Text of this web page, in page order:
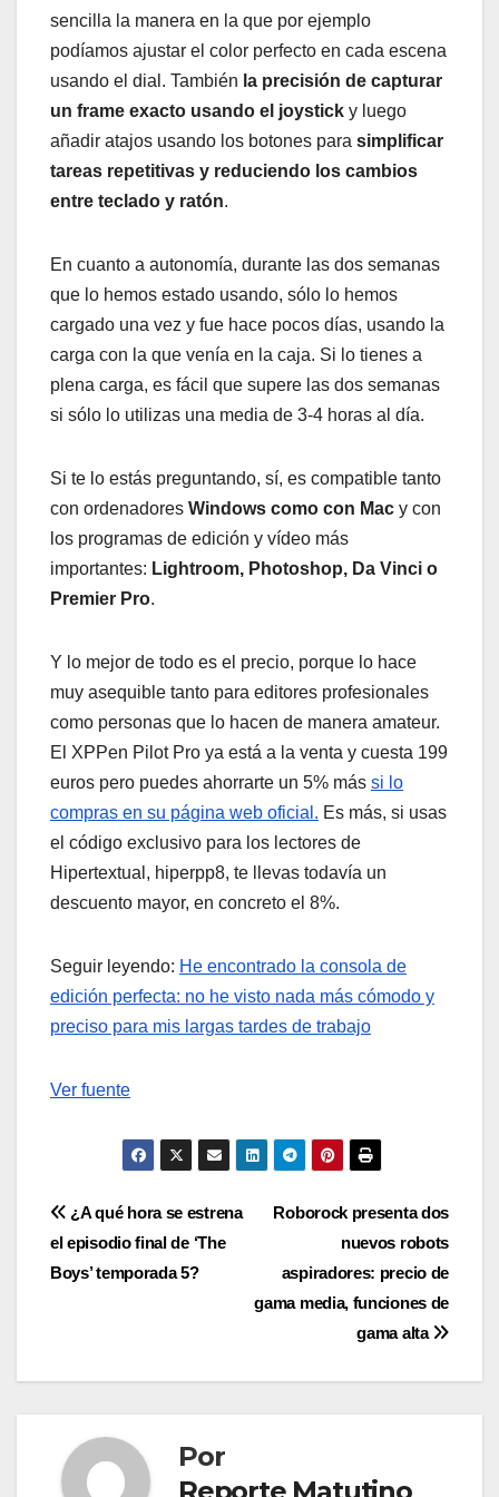
sencilla la manera en la que por ejemplo
podíamos ajustar el color perfecto en cada escena
usando el dial. También la precisión de capturar
un frame exacto usando el joystick y luego
añadir atajos usando los botones para simplificar
tareas repetitivas y reduciendo los cambios
entre teclado y ratón.
En cuanto a autonomía, durante las dos semanas
que lo hemos estado usando, sólo lo hemos
cargado una vez y fue hace pocos días, usando la
carga con la que venía en la caja. Si lo tienes a
plena carga, es fácil que supere las dos semanas
si sólo lo utilizas una media de 3-4 horas al día.
Si te lo estás preguntando, sí, es compatible tanto
con ordenadores Windows como con Mac y con
los programas de edición y vídeo más
importantes: Lightroom, Photoshop, Da Vinci o
Premier Pro.
Y lo mejor de todo es el precio, porque lo hace
muy asequible tanto para editores profesionales
como personas que lo hacen de manera amateur.
El XPPen Pilot Pro ya está a la venta y cuesta 199
euros pero puedes ahorrarte un 5% más si lo
compras en su página web oficial. Es más, si usas
el código exclusivo para los lectores de
Hipertextual, hiperpp8, te llevas todavía un
descuento mayor, en concreto el 8%.
Seguir leyendo: He encontrado la consola de
edición perfecta: no he visto nada más cómodo y
preciso para mis largas tardes de trabajo
Ver fuente
Navegación
de
Roborock presenta dos
nuevos robots
aspiradores: precio de
gama media, funciones de
gama alta
¿A qué hora se estrena
el episodio final de ‘The
Boys’ temporada 5?
Por